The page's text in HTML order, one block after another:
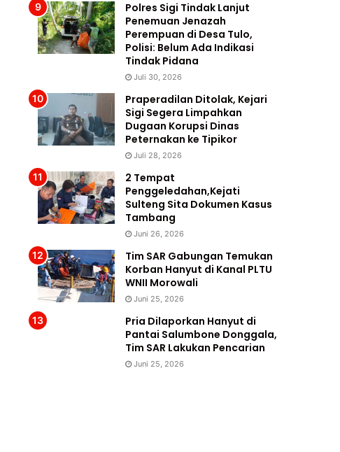
Polres Sigi Tindak Lanjut
Penemuan Jenazah
Perempuan di Desa Tulo,
Polisi: Belum Ada Indikasi
Tindak Pidana
Juli 30, 2026
Praperadilan Ditolak, Kejari
Sigi Segera Limpahkan
Dugaan Korupsi Dinas
Peternakan ke Tipikor
Juli 28, 2026
2 Tempat
Penggeledahan,Kejati
Sulteng Sita Dokumen Kasus
Tambang
Juni 26, 2026
Tim SAR Gabungan Temukan
Korban Hanyut di Kanal PLTU
WNII Morowali
Juni 25, 2026
Pria Dilaporkan Hanyut di
Pantai Salumbone Donggala,
Tim SAR Lakukan Pencarian
Juni 25, 2026